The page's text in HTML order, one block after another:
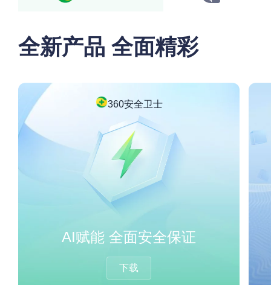
全新产品 全面精彩
360安全卫士
AI赋能 全面安全保证
下载